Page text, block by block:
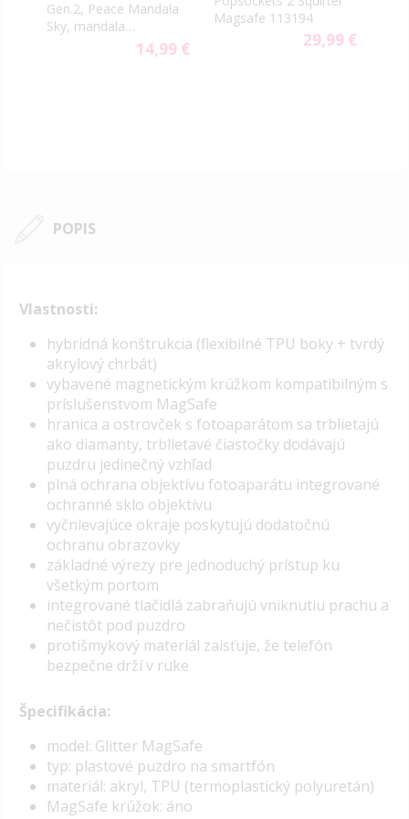
Gen.2, Peace Mandala
Sky, mandala
14,99 €
Magsafe 113194
29,99 €
POPIS
Vlastnosti:
hybridná konštrukcia (flexibilné TPU boky + tvrdý
akrylový chrbát)
vybavené magnetickým krúžkom kompatibilným s
príslušenstvom MagSafe
hranica a ostrovček s fotoaparátom sa trblietajú
ako diamanty, trblietavé čiastočky dodávajú
puzdru jedinečný vzhľad
plná ochrana objektívu fotoaparátu integrované
ochranné sklo objektívu
vyčnievajúce okraje poskytujú dodatočnú
ochranu obrazovky
základné výrezy pre jednoduchý prístup ku
všetkým portom
integrované tlačidlá zabraňujú vniknutiu prachu a
nečistôt pod puzdro
protišmykový materiál zaisťuje, že telefón
bezpečne drží v ruke
Špecifikácia:
model: Glitter MagSafe
typ: plastové puzdro na smartfón
materiál: akryl, TPU (termoplastický polyuretán)
MagSafe krúžok: áno